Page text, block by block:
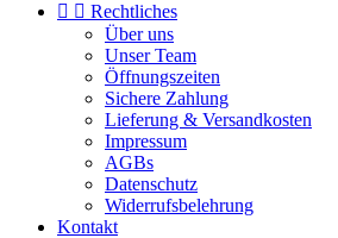
  Rechtliches
Über uns
Unser Team
Öffnungszeiten
Sichere Zahlung
Lieferung & Versandkosten
Impressum
AGBs
Datenschutz
Widerrufsbelehrung
Kontakt